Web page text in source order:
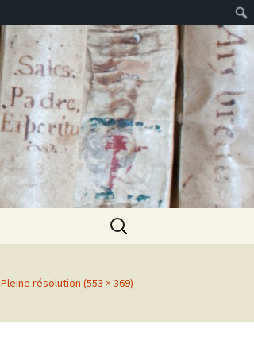
Rechercher :
Pleine résolution (553 × 369)